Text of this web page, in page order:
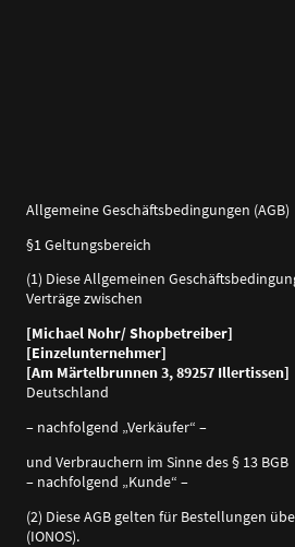
Allgemeine Geschäftsbedingungen (AGB)
§1 Geltungsbereich
(1) Diese Allgemeinen
Verträge zwischen
[Michael Nohr/ Shopbetreiber]
[Einzelunternehmer]
[Am Märtelbrunnen 3, 89257 Illertissen]
Deutschland
– nachfolgend „Verkäufer“ –
und Verbrauchern im Sinne des § 13 BGB
– nachfolgend „Kunde“ –
(2) Diese AGB gelten für Bestellungen
(IONOS).